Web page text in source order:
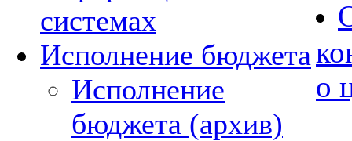
системах
Исполнение бюджета
Исполнение
бюджета (архив)
о